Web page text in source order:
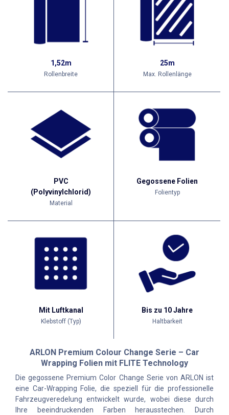
1,52m
Rollenbreite
25m
Max. Rollenlänge
PVC
(Polyvinylchlorid)
Material
Gegossene Folien
Folientyp
Mit Luftkanal
Klebstoff (Typ)
Bis zu 10 Jahre
Haltbarkeit
ARLON Premium Colour Change Serie – Car
Wrapping Folien mit FLITE Technology
Die gegossene Premium Color Change Serie von ARLON ist
eine Car-Wrapping Folie, die speziell für die professionelle
Fahrzeugveredelung entwickelt wurde, wobei diese durch
Ihre beeindruckenden Farben herausstechen. Durch